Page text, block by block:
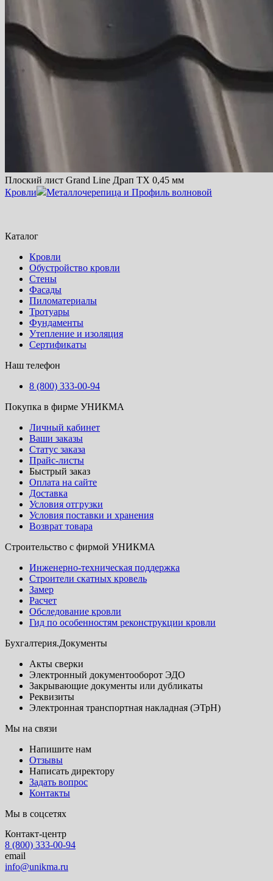
Плоский лист Grand Line Драп TX 0,45 мм
Кровли
Металлочерепица и Профиль волновой
Каталог
Кровли
Обустройство кровли
Стены
Фасады
Пиломатериалы
Тротуары
Фундаменты
Утепление и изоляция
Сертификаты
Наш телефон
8 (800) 333-00-94
Покупка в фирме УНИКМА
Личный кабинет
Ваши заказы
Статус заказа
Прайс-листы
Быстрый заказ
Оплата на сайте
Доставка
Условия отгрузки
Условия поставки и хранения
Возврат товара
Строительство с фирмой УНИКМА
Инженерно-техническая поддержка
Строители скатных кровель
Замер
Расчет
Обследование кровли
Гид по особенностям реконструкции кровли
Бухгалтерия.Документы
Акты сверки
Электронный документооборот ЭДО
Закрывающие документы или дубликаты
Реквизиты
Электронная транспортная накладная (ЭТрН)
Мы на связи
Напишите нам
Отзывы
Написать директору
Задать вопрос
Контакты
Мы в соцсетях
Контакт-центр
8 (800) 333-00-94
email
info@unikma.ru